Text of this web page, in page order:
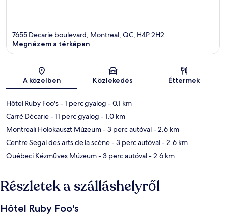
Térkép
7655 Decarie boulevard, Montreal, QC, H4P 2H2
Megnézem a térképen
A közelben Közlekedés Éttermek
Hôtel Ruby Foo's- 1 perc gyalog - 0.1 km
Carré Décarie- 11 perc gyalog - 1.0 km
Montreali Holokauszt Múzeum- 3 perc autóval- 2.6 km
Centre Segal des arts de la scène- 3 perc autóval- 2.6 km
Québeci Kézműves Múzeum- 3 perc autóval- 2.6 km
Részletek a szálláshelyről
Hôtel Ruby Foo's